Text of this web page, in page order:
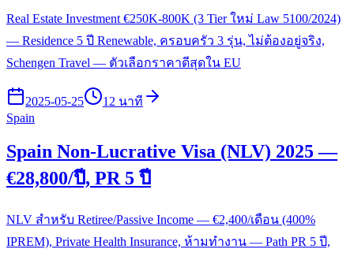
Real Estate Investment €250K-800K (3 Tier ใหม่ Law 5100/2024)
— Residence 5 ปี Renewable, ครอบครัว 3 รุ่น, ไม่ต้องอยู่จริง,
Schengen Travel — ตัวเลือกราคาดีสุดใน EU
2025-05-25
12 นาที
Spain
Spain Non-Lucrative Visa (NLV) 2025 —
€28,800/ปี, PR 5 ปี
NLV สำหรับ Retiree/Passive Income — €2,400/เดือน (400%
IPREM), Private Health Insurance, ห้ามทำงาน — Path PR 5 ปี,